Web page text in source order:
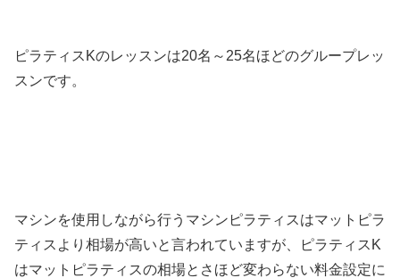
ピラティスKのレッスンは20名～25名ほどのグループレッ
スンです。
マシンを使用しながら行うマシンピラティスはマットピラ
ティスより相場が高いと言われていますが、ピラティスK
はマットピラティスの相場とさほど変わらない料金設定に